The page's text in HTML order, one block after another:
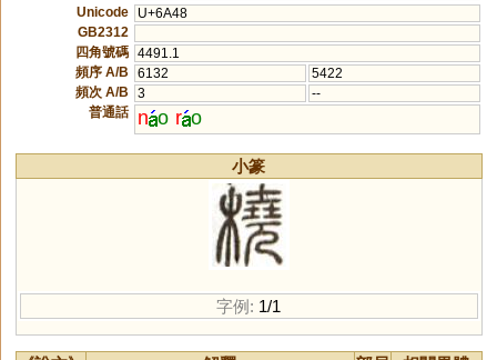
Unicode
U+6A48
GB2312
四角號碼 4491.1
頻序 A/B
6132
5422
頻次 A/B
3
--
普通話
n o r o
小篆
字例: 1/1